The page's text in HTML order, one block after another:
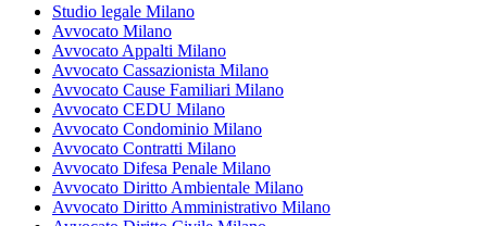
Studio legale Milano
Avvocato Milano
Avvocato Appalti Milano
Avvocato Cassazionista Milano
Avvocato Cause Familiari Milano
Avvocato CEDU Milano
Avvocato Condominio Milano
Avvocato Contratti Milano
Avvocato Difesa Penale Milano
Avvocato Diritto Ambientale Milano
Avvocato Diritto Amministrativo Milano